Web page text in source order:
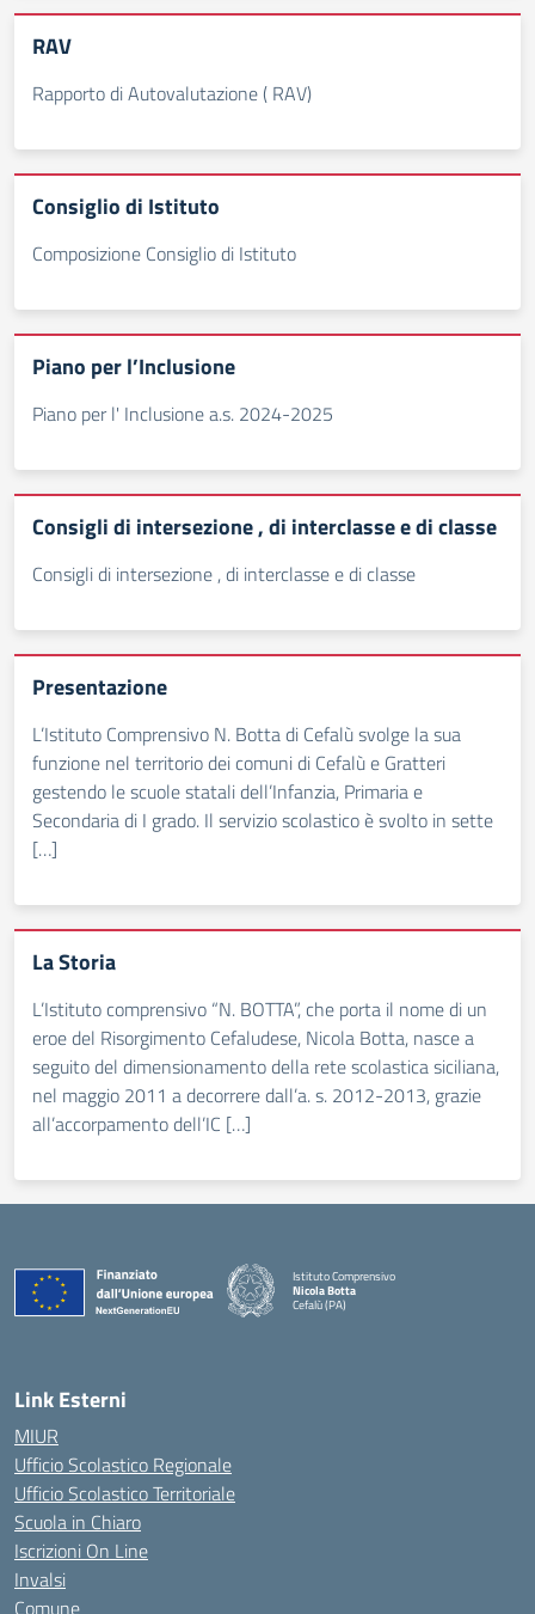
RAV
Rapporto di Autovalutazione ( RAV)
Consiglio di Istituto
Composizione Consiglio di Istituto
Piano per l’Inclusione
Piano per l' Inclusione a.s. 2024-2025
Consigli di intersezione , di interclasse e di classe
Consigli di intersezione , di interclasse e di classe
Presentazione
L’Istituto Comprensivo N. Botta di Cefalù svolge la sua
funzione nel territorio dei comuni di Cefalù e Gratteri
gestendo le scuole statali dell’Infanzia, Primaria e
Secondaria di I grado. Il servizio scolastico è svolto in sette
[…]
La Storia
L’Istituto comprensivo “N. BOTTA”, che porta il nome di un
eroe del Risorgimento Cefaludese, Nicola Botta, nasce a
seguito del dimensionamento della rete scolastica siciliana,
nel maggio 2011 a decorrere dall’a. s. 2012-2013, grazie
all’accorpamento dell’IC […]
Istituto Comprensivo
Nicola Botta
Cefalù (PA)
Link Esterni
MIUR
Ufficio Scolastico Regionale
Ufficio Scolastico Territoriale
Scuola in Chiaro
Iscrizioni On Line
Invalsi
Comune